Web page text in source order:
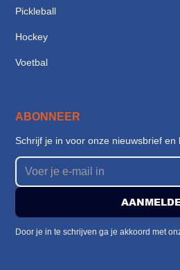
Pickleball
Hockey
Voetbal
ABONNEER
Schrijf je in voor onze nieuwsbrief en
Door je in te schrijven ga je akkoord met